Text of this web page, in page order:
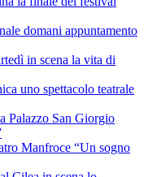
domani appuntamento
in scena la vita di
uno spettacolo teatrale
San Giorgio
Manfroce “Un sogno